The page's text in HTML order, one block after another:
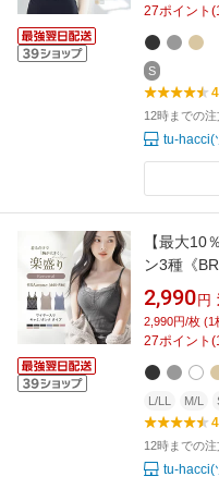
27ポイント (
S
12時までの
tu-hacci(
【最大10
ン3種《
ワイヤー
ップ付き
ース イチ
2,990 円
2,990円/枚 (1
27ポイント (
L/LL M/L
12時までの
tu-hacci(